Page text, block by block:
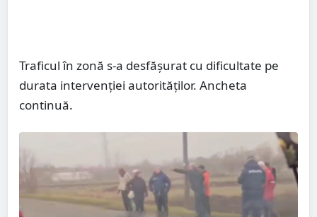
Traficul în zonă s-a desfășurat cu dificultate pe
durata intervenției autorităților. Ancheta
continuă.